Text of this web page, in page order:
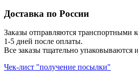
Доставка по России
Заказы отправляются транспортными
1-5 дней после оплаты.
Все заказы тщательно упаковываются
Чек-лист "получение посылки"